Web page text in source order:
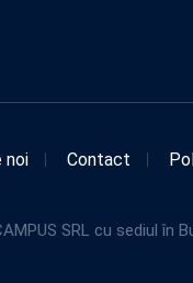
noi Contact
SRL cu sediul în